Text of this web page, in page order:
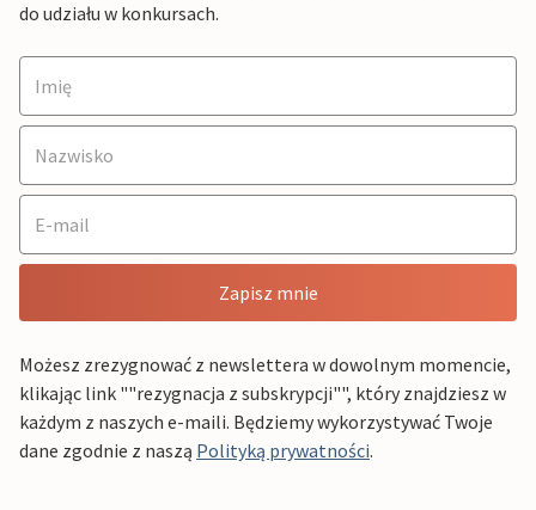
do udziału w konkursach.
Zapisz mnie
Możesz zrezygnować z newslettera w dowolnym momencie,
klikając link ""rezygnacja z subskrypcji"", który znajdziesz w
każdym z naszych e-maili. Będziemy wykorzystywać Twoje
dane zgodnie z naszą Polityką prywatności.